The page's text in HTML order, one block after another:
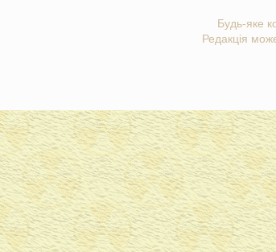
Будь-яке
Редакція